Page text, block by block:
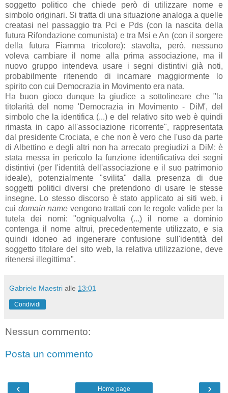
soggetto politico che chiede però di utilizzare nome e
simbolo originari. Si tratta di una situazione analoga a quelle
creatasi nel passaggio tra Pci e Pds (con la nascita della
futura Rifondazione comunista) e tra Msi e An (con il sorgere
della futura Fiamma tricolore): stavolta, però, nessuno
voleva cambiare il nome alla prima associazione, ma il
nuovo gruppo intendeva usare i segni distintivi già noti,
probabilmente ritenendo di incarnare maggiormente lo
spirito con cui Democrazia in Movimento era nata.
Ha buon gioco dunque la giudice a sottolineare che "la
titolarità del nome 'Democrazia in Movimento - DiM', del
simbolo che la identifica (...) e del relativo sito web è quindi
rimasta in capo all'associazione ricorrente", rappresentata
dal presidente Crociata, e che non è vero che l'uso da parte
di Albettino e degli altri non ha arrecato pregiudizi a DiM: è
stata messa in pericolo lafunzione identificativa dei segni
distintivi (per l'identità dell'associazione e il suo patrimonio
ideale), potenzialmente "svilita" dalla presenza di due
soggetti politici diversi che pretendono di usare le stesse
insegne. Lo stesso discorso è stato applicato ai siti web, i
cui domain name vengono trattati con le regole valide per la
tutela dei nomi: "ogniqualvolta (...) il nome a dominio
contenga il nome altrui, precedentemente utilizzato, e sia
quindi idoneo ad ingenerare confusione sull'identità del
soggetto titolare del sito web, la relativa utilizzazione, deve
ritenersi illegittima".
Gabriele Maestri alle 13:01
Condividi
Nessun commento:
Posta un commento
‹ ›
Home page